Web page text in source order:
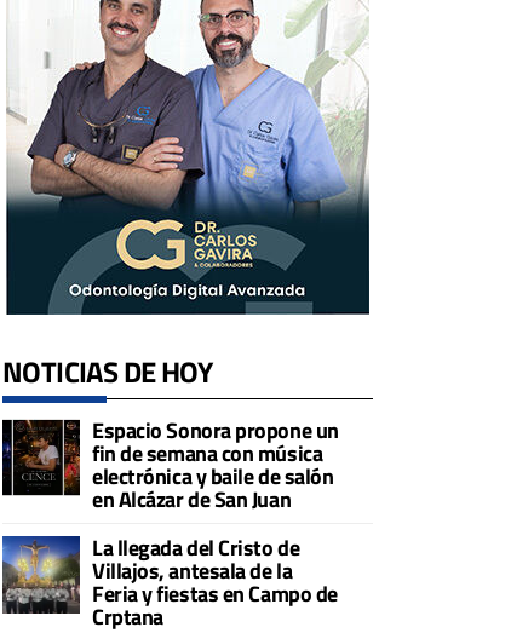
NOTICIAS DE HOY
Espacio Sonora propone un
fin de semana con música
electrónica y baile de salón
en Alcázar de San Juan
La llegada del Cristo de
Villajos, antesala de la
Feria y fiestas en Campo de
Crptana